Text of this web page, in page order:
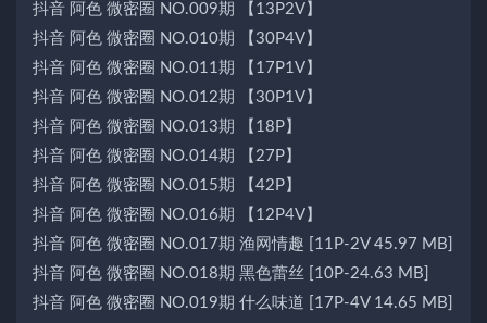
抖音 阿色 微密圈 NO.009期 【13P2V】
抖音 阿色 微密圈 NO.010期 【30P4V】
抖音 阿色 微密圈 NO.011期 【17P1V】
抖音 阿色 微密圈 NO.012期 【30P1V】
抖音 阿色 微密圈 NO.013期 【18P】
抖音 阿色 微密圈 NO.014期 【27P】
抖音 阿色 微密圈 NO.015期 【42P】
抖音 阿色 微密圈 NO.016期 【12P4V】
抖音 阿色 微密圈 NO.017期 渔网情趣 [11P-2V 45.97 MB]
抖音 阿色 微密圈 NO.018期 黑色蕾丝 [10P-24.63 MB]
抖音 阿色 微密圈 NO.019期 什么味道 [17P-4V 14.65 MB]